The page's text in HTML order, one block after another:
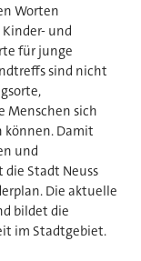
Worten
und
für junge
sind nicht
Menschen sich
können. Damit
und
Stadt Neuss
Die aktuelle
bildet die
im Stadtgebiet.